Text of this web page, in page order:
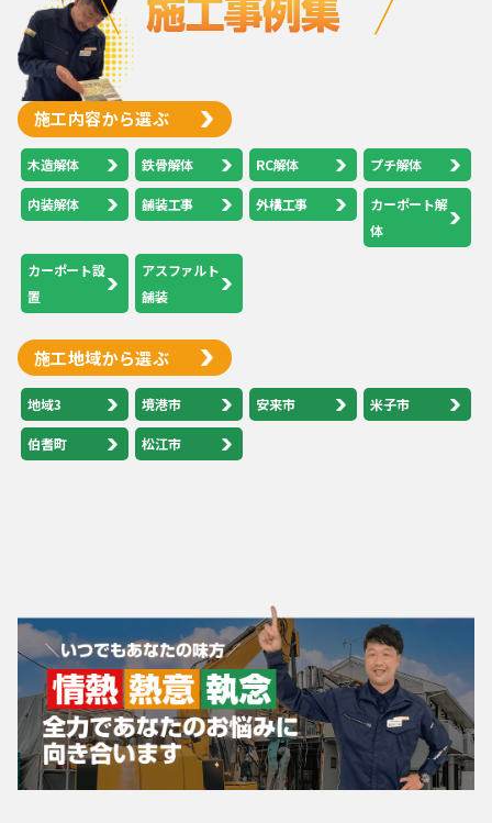
施工内容から選ぶ
木造解体 鉄骨解体 RC解体 プチ解体
内装解体 舗装工事 外構工事
カーポート解
体
カーポート設
置
アスファルト
舗装
施工地域から選ぶ
地域3 境港市 安来市 米子市
伯耆町 松江市